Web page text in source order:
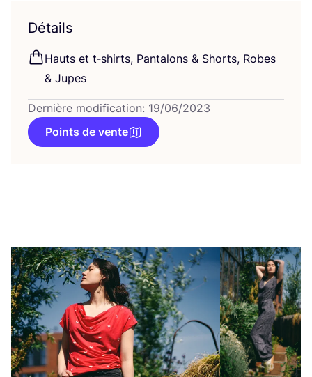
Détails
Hauts et t‑shirts, Pan­ta­lons & Shorts, Robes
& Jupes
Dernière modification: 19/06/2023
Points de vente